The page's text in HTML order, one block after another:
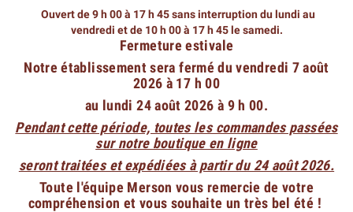
Ouvert de 9 h 00 à 17 h 45 sans interruption du lundi au
vendredi et de 10 h 00 à 17 h 45 le samedi.
Fermeture estivale
Notre établissement sera fermé du vendredi 7 août
2026 à 17 h 00
au lundi 24 août 2026 à 9 h 00.
Pendant cette période, toutes les commandes passées
sur notre boutique en ligne
seront traitées et expédiées à partir du 24 août 2026.
Toute l'équipe Merson vous remercie de votre
compréhension et vous souhaite un très bel été !